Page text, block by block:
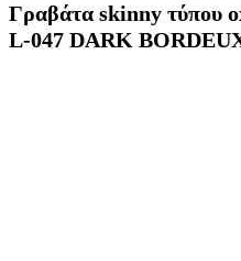
Γραβάτα skinny τύπου
L-047 DARK